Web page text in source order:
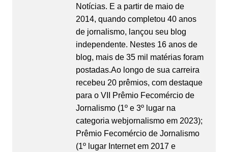
Notícias. E a partir de maio de
2014, quando completou 40 anos
de jornalismo, lançou seu blog
independente. Nestes 16 anos de
blog, mais de 35 mil matérias foram
postadas.Ao longo de sua carreira
recebeu 20 prêmios, com destaque
para o VII Prêmio Fecomércio de
Jornalismo (1º e 3º lugar na
categoria webjornalismo em 2023);
Prêmio Fecomércio de Jornalismo
(1º lugar Internet em 2017 e